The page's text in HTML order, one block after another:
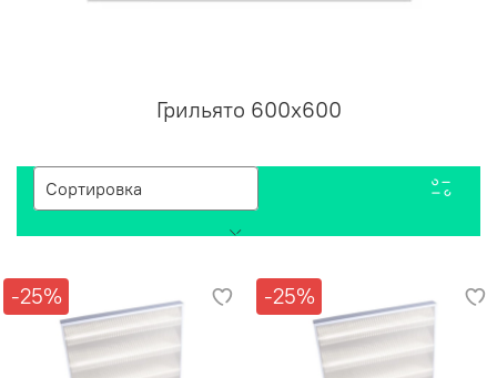
Грильято 600х600
-25% -25%